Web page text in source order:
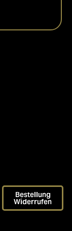
Bestellung
Widerrufen